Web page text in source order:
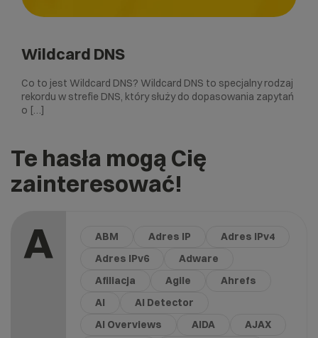
Wildcard DNS
Co to jest Wildcard DNS? Wildcard DNS to specjalny rodzaj
rekordu w strefie DNS, który służy do dopasowania zapytań
o […]
Te hasła mogą Cię
zainteresować!
A ABM Adres IP
Adres IPv4
Adres IPv6
Adware
Afiliacja
Agile
Ahrefs
AI
AI Detector
AI Overviews
AIDA
AJAX